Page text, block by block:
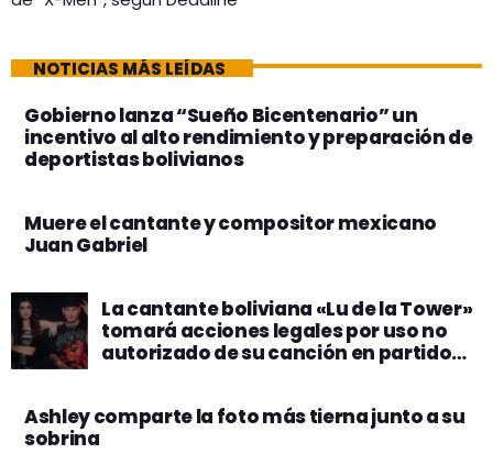
NOTICIAS MÁS LEÍDAS
Gobierno lanza “Sueño Bicentenario” un
incentivo al alto rendimiento y preparación de
deportistas bolivianos
Muere el cantante y compositor mexicano
Juan Gabriel
La cantante boliviana «Lu de la Tower»
tomará acciones legales por uso no
autorizado de su canción en partido
Ashley comparte la foto más tierna junto a su
sobrina